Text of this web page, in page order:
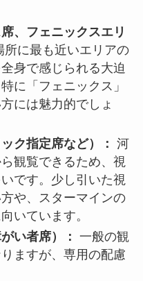
、フェニックスエリ
所に最も近いエリアの
身で感じられる大迫
に「フェニックス」
には魅力的でしょ
ク指定席など）：
河
観覧できるため、視
です。少し引いた視
や、スターマインの
いています。
い者席）： 一般の観
ますが、専用の配慮